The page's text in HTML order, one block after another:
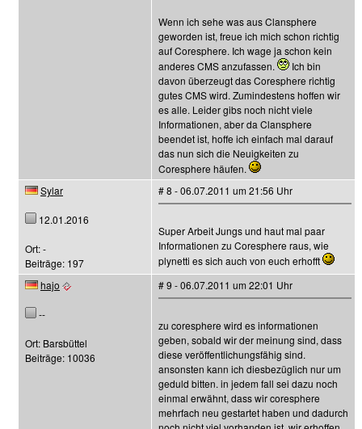
Wenn ich sehe was aus Clansphere
geworden ist, freue ich mich schon richtig
auf Coresphere. Ich wage ja schon kein
anderes CMS anzufassen.
Ich bin
davon überzeugt das Coresphere richtig
gutes CMS wird. Zumindestens hoffen wir
es alle. Leider gibs noch nicht viele
Informationen, aber da Clansphere
beendet ist, hoffe ich einfach mal darauf
das nun sich die Neuigkeiten zu
Coresphere häufen.
Sylar
12.01.2016
Ort: -
Beiträge: 197
# 8 - 06.07.2011 um 21:56 Uhr
Super Arbeit Jungs und haut mal paar
Informationen zu Coresphere raus, wie
plynetti es sich auch von euch erhofft
hajo
--
Ort: Barsbüttel
Beiträge: 10036
# 9 - 06.07.2011 um 22:01 Uhr
zu coresphere wird es informationen
geben, sobald wir der meinung sind, dass
diese veröffentlichungsfähig sind.
ansonsten kann ich diesbezüglich nur um
geduld bitten. in jedem fall sei dazu noch
einmal erwähnt, dass wir coresphere
mehrfach neu gestartet haben und dadurch